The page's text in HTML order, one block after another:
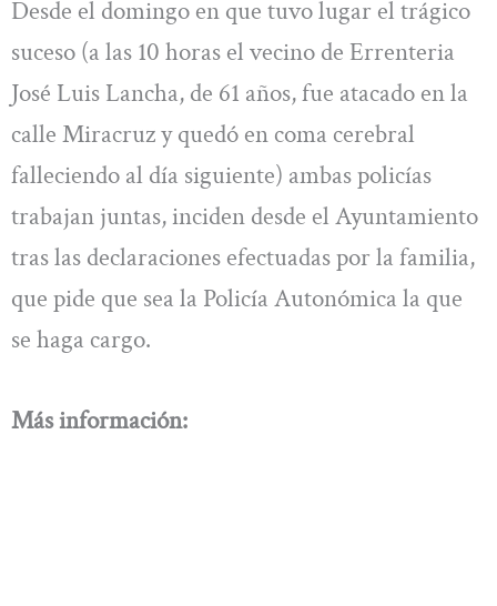
Desde el domingo en que tuvo lugar el trágico
suceso (a las 10 horas el vecino de Errenteria
José Luis Lancha, de 61 años, fue atacado en la
calle Miracruz y quedó en coma cerebral
falleciendo al día siguiente) ambas policías
trabajan juntas, inciden desde el Ayuntamiento
tras las declaraciones efectuadas por la familia,
que pide que sea la Policía Autonómica la que
se haga cargo.
Más información: